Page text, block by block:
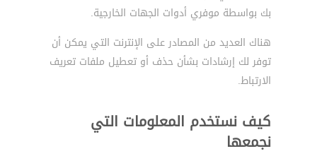
بك بواسطة موفري أدوات الجهات الخارجية.
هناك العديد من المصادر على الإنترنت التي يمكن أن
توفر لك إرشادات بشأن حذف أو تعطيل ملفات تعريف
الارتباط.
كيف نستخدم المعلومات التي
نجمعها